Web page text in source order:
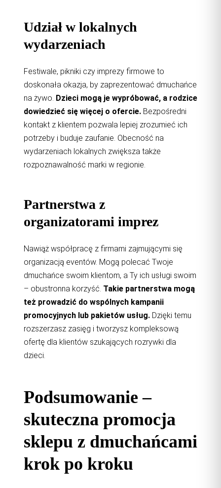
Udział w lokalnych
wydarzeniach
Festiwale, pikniki czy imprezy firmowe to
doskonała okazja, by zaprezentować dmuchańce
na żywo. Dzieci mogą je wypróbować, a rodzice
dowiedzieć się więcej o ofercie. Bezpośredni
kontakt z klientem pozwala lepiej zrozumieć ich
potrzeby i buduje zaufanie. Obecność na
wydarzeniach lokalnych zwiększa także
rozpoznawalność marki w regionie.
Partnerstwa z
organizatorami imprez
Nawiąż współpracę z firmami zajmującymi się
organizacją eventów. Mogą polecać Twoje
dmuchańce swoim klientom, a Ty ich usługi swoim
– obustronna korzyść. Takie partnerstwa mogą
też prowadzić do wspólnych kampanii
promocyjnych lub pakietów usług. Dzięki temu
rozszerzasz zasięg i tworzysz kompleksową
ofertę dla klientów szukających rozrywki dla
dzieci.
Podsumowanie –
skuteczna promocja
sklepu z dmuchańcami
krok po kroku